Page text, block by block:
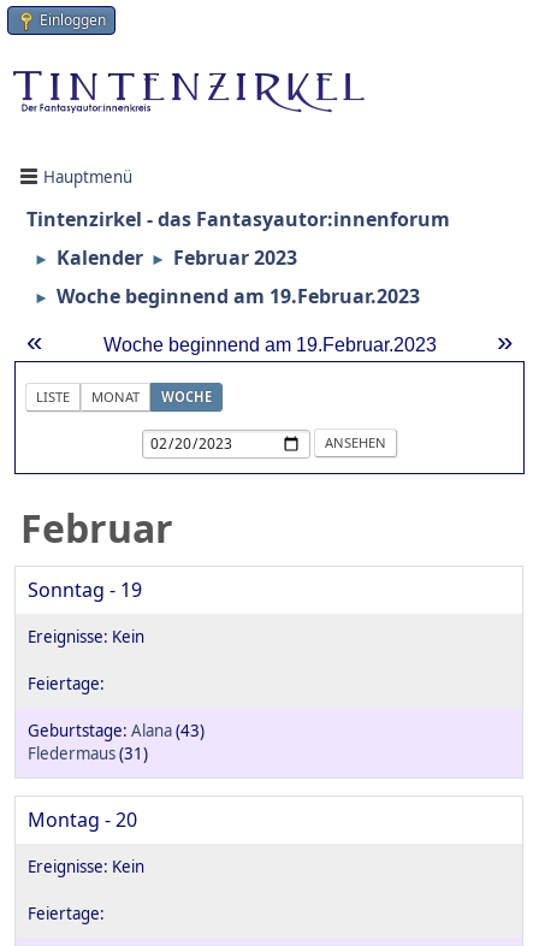
Einloggen
Hauptmenü
Tintenzirkel - das Fantasyautor:innenforum
► Kalender ► Februar 2023
► Woche beginnend am 19.Februar.2023
« »
Woche beginnend am 19.Februar.2023
LISTE MONAT WOCHE
Februar
Sonntag - 19
Alana(43)
Fledermaus(31)
Montag - 20